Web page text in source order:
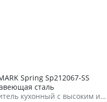
Spring Sp212067-SS
сталь
Смеситель кухонный с высоким изливом